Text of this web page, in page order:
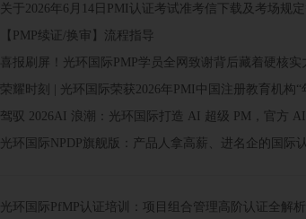
关于2026年6月14日PMI认证考试准考信下载及考场规定
【PMP续证/换审】流程指导
喜报刷屏！光环国际PMP学员全网致谢背后藏着硬核实
荣耀时刻 | 光环国际荣获2026年PMI中国注册教育机构
驾驭 2026AI 浪潮：光环国际打造 AI 超级 PM，官方
光环国际NPDP旗舰版：产品人拿高薪、进名企的国际
光环国际PfMP认证培训：项目组合管理高阶认证全解析